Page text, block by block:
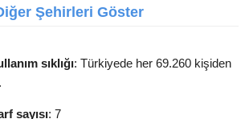
Şehirleri Göster
sıklığı: Türkiyede her 69.260 kişiden
sayısı: 7